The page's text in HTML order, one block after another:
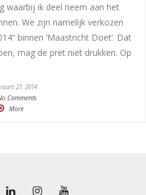
waarbij ik deel neem aan het
We zijn namelijk verkozen
binnen ‘Maastricht Doet’. Dat
mag de pret niet drukken. Op
27, 2014
Comments
More